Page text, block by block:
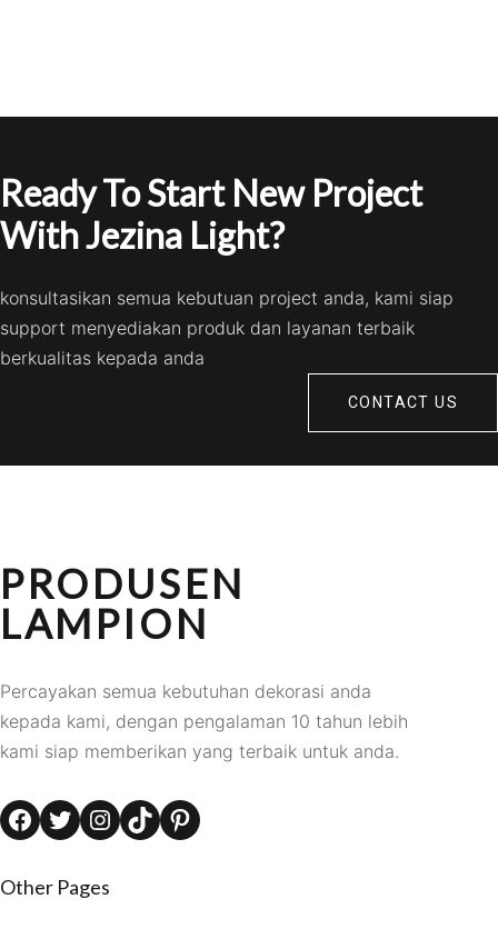
Ready To Start New Project
With Jezina Light?
konsultasikan semua kebutuan project anda, kami siap
support menyediakan produk dan layanan terbaik
berkualitas kepada anda
CONTACT US
PRODUSEN
LAMPION
Percayakan semua kebutuhan dekorasi anda
kepada kami, dengan pengalaman 10 tahun lebih
kami siap memberikan yang terbaik untuk anda.
Facebook Twitter Instagram TikTok Pinterest
Other Pages